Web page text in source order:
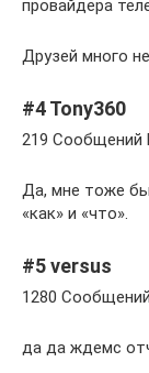
провайдера
Друзей много
#4 Tony360
219 Сообщений
Да, мне тоже
«как» и «что».
#5 versus
1280
да да ждемс